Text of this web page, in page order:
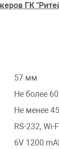
ГК
57 мм
Не более
Не менее
RS-232,
6V 1200